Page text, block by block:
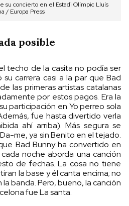
su concierto en el Estadi Olímpic Lluís
/ Europa Press
posible
techo de la casita no podía ser
su carrera casi a la par que Bad
las primeras artistas catalanas
por estos pagos. Era la
participación en Yo perreo sola
fue hasta divertido verla
ahí arriba). Más segura se
me, ya sin Benito en el tejado.
Bad Bunny ha convertido en
noche aborda una canción
de fechas. La cosa no tiene
la base y él canta encima; no
banda. Pero, bueno, la canción
fue La santa.